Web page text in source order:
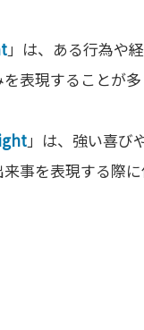
」は、ある行為や
表現することが
」は、強い喜び
事を表現する際に